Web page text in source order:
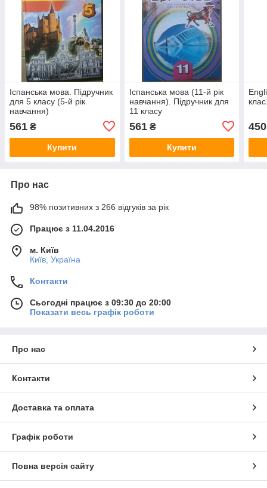
Іспанська мова. Підручник
для 5 класу (5-й рік
навчання)
561 ₴
Купити
Іспанська мова (11-й рік
навчання). Підручник для
11 класу
561₴
Купити
450
Про нас
98% позитивних з 266 відгуків за рік
Працює з 11.04.2016
м. Київ
Київ, Україна
Контакти
Сьогодні працює з 09:30 до 20:00
Показати весь графік роботи
Про нас
Контакти
Доставка та оплата
Графік роботи
Повна версія сайту